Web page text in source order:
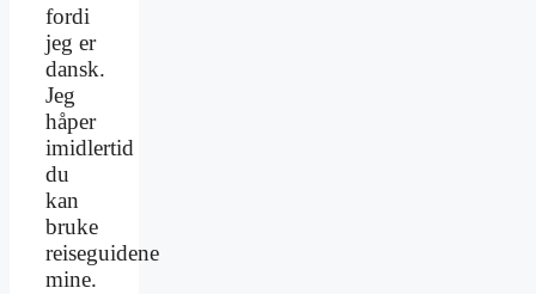
fordi
jeg er
dansk.
Jeg
håper
imidlertid
du
kan
bruke
reiseguidene
mine.